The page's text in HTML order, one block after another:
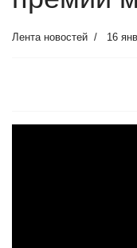
Лента новостей 16